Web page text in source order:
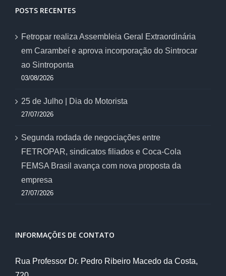
POSTS RECENTES
Fetropar realiza Assembleia Geral Extraordinária
em Carambeí e aprova incorporação do Sintrocar
ao Sintroponta
03/08/2026
25 de Julho | Dia do Motorista
27/07/2026
Segunda rodada de negociações entre
FETROPAR, sindicatos filiados e Coca-Cola
FEMSA Brasil avança com nova proposta da
empresa
27/07/2026
INFORMAÇÕES DE CONTATO
Rua Professor Dr. Pedro Ribeiro Macedo da Costa,